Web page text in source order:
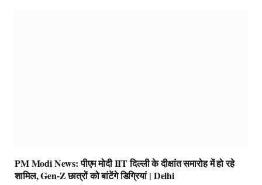
PM Modi News: पीएम मोदी IIT दिल्ली के दीक्षांत समारोह में हो रहे
शामिल, Gen-Z छात्रों को बांटेंगे डिग्रियां | Delhi